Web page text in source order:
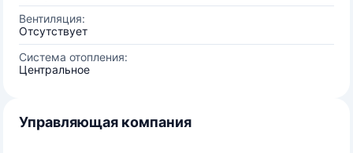
Вентиляция:
Отсутствует
Система отопления:
Центральное
Управляющая компания